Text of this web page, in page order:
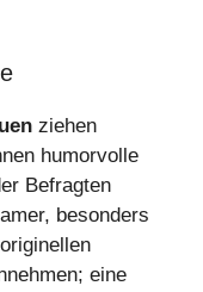
ziehen
humorvolle
Befragten
besonders
eine